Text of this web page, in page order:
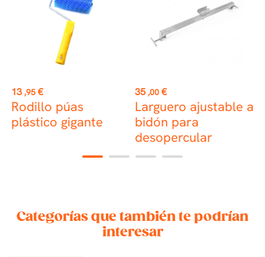
Precio
13 ,95 €
Rodillo púas
plástico gigante
Precio
35 ,00 €
Larguero ajustable a
bidón para
desopercular
1 2 3 4
Categorías que también te podrían
interesar